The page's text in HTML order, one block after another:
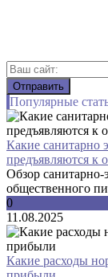
Популярные
Какие санитарно
предъявляются к
Обзор
общественного
0
11.08.2025
Какие расходы